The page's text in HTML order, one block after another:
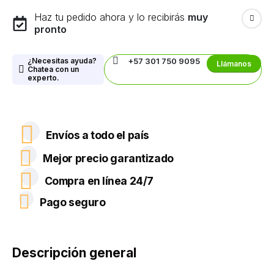
Haz tu pedido ahora y lo recibirás muy
pronto
¿Necesitas ayuda?
Chatea con un
experto.
+57 301 750 9095 Llámanos
Envíos a todo el país
Mejor precio garantizado
Compra en línea 24/7
Pago seguro
Descripción general